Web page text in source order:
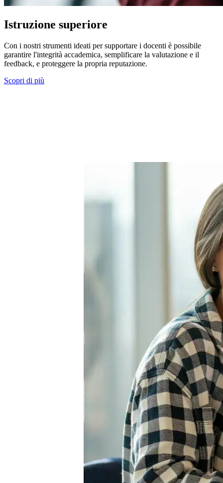
Istruzione superiore
Con i nostri strumenti ideati per supportare i docenti è possibile
garantire l'integrità accademica, semplificare la valutazione e il
feedback, e proteggere la propria reputazione.
Scopri di più